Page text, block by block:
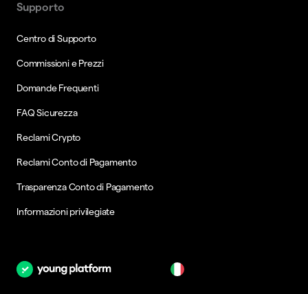
Supporto
Centro di Supporto
Commissioni e Prezzi
Domande Frequenti
FAQ Sicurezza
Reclami Crypto
Reclami Conto di Pagamento
Trasparenza Conto di Pagamento
Informazioni privilegiate